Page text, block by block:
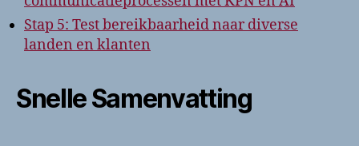
Stap 5: Test bereikbaarheid naar diverse
landen en klanten
Snelle Samenvatting